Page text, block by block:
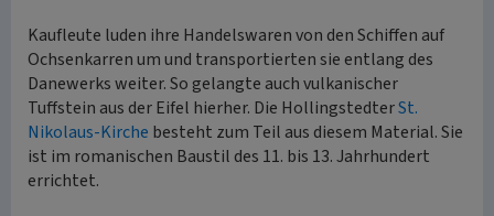
Kaufleute luden ihre Handelswaren von den Schiffen auf
Ochsenkarren um und transportierten sie entlang des
Danewerks weiter. So gelangte auch vulkanischer
Tuffstein aus der Eifel hierher. Die HollingstedterSt.
Nikolaus-Kirche besteht zum Teil aus diesem Material. Sie
ist im romanischen Baustil des 11. bis 13. Jahrhundert
errichtet.